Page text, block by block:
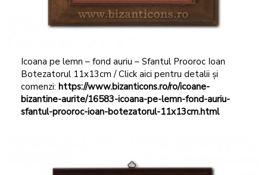
Icoana pe lemn – fond auriu – Sfantul Prooroc Ioan
Botezatorul 11x13cm / Click aici pentru detalii și
comenzi: https://www.bizanticons.ro/ro/icoane-
bizantine-aurite/16583-icoana-pe-lemn-fond-auriu-
sfantul-prooroc-ioan-botezatorul-11x13cm.html